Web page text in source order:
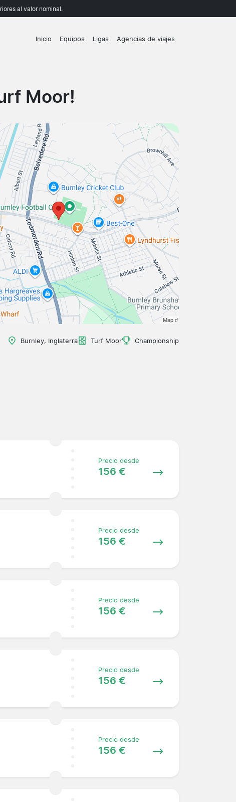
al valor nominal.
Inicio Equipos Ligas Agencias de viajes
Moor!
Burnley, Inglaterra Turf Moor Championship
Precio desde
156 €
Precio desde
156 €
Precio desde
156 €
Precio desde
156 €
Precio desde
156 €